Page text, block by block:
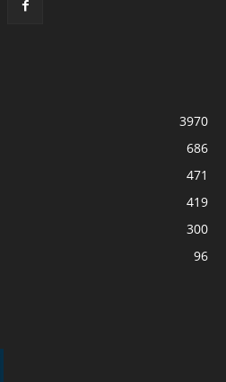
3970
686
471
419
300
96